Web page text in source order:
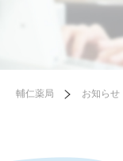
輔仁薬局 お知らせ